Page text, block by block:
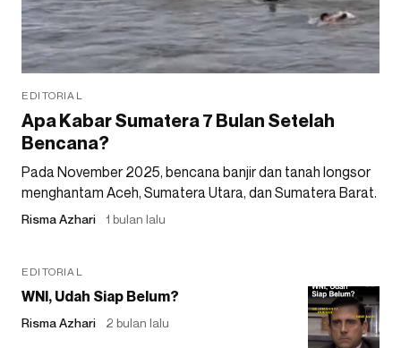
EDITORIAL
Apa Kabar Sumatera 7 Bulan Setelah
Bencana?
Pada November 2025, bencana banjir dan tanah longsor
menghantam Aceh, Sumatera Utara, dan Sumatera Barat.
Risma Azhari 1 bulan lalu
EDITORIAL
WNI, Udah Siap Belum?
Risma Azhari 2 bulan lalu